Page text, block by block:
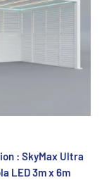
: SkyMax Ultra
LED 3m x 6m